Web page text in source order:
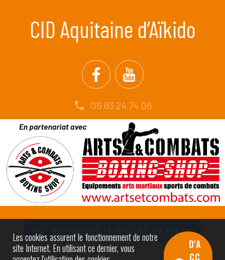
CID Aquitaine d’Aïkido
06 83 24 74 06
REJOINDRE LE SITE DE LA FFAAA
Les cookies assurent le fonctionnement de notre
site Internet. En utilisant ce dernier, vous
D'A
CC